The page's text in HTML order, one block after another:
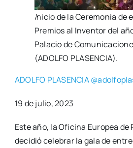
Inicio de la Cere­mo­nia de
Pre­mios al Inven­tor del
Pala­cio de
(ADOLFO PLASENCIA).
ADOLFO PLASENCIA
19 de julio, 2023
Este año, la Ofi­ci­na Euro­pea de
deci­dió cele­brar la gala de